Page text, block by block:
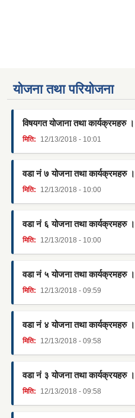
याेजना तथा परियाेजना
विषयगत योजाना तथा कार्यक्रमहरु ।
मिति: 12/13/2018 - 10:01
वडा नं ७ योजना तथा कार्यक्रमहरु ।
मिति: 12/13/2018 - 10:00
वडा नं ६ योजना तथा कार्यक्रमहरु ।
मिति: 12/13/2018 - 10:00
वडा नं ५ योजना तथा कार्यक्रमहरु ।
मिति: 12/13/2018 - 09:59
वडा नं ४ योजना तथा कार्यक्रमहरु ।
मिति: 12/13/2018 - 09:58
वडा नं ३ योजना तथा कार्यक्रयहरु ।
मिति: 12/13/2018 - 09:58